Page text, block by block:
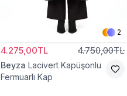
2
4.275,00TL 4.750,00TL
Beyza Lacivert Kapüşonlu
Fermuarlı Kap